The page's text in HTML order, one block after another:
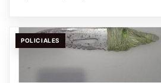
POLICIALES